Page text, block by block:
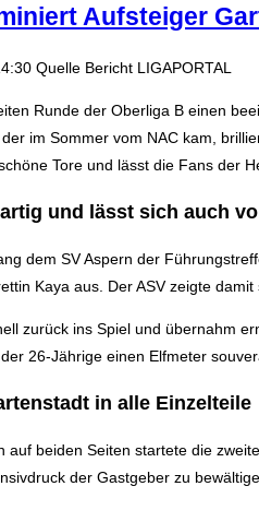
Aufsteiger
Quelle Bericht LIGAPORTAL
Runde der Oberliga B einen
im Sommer vom NAC kam,
Tore und lässt die Fans der
und lässt sich auch
dem SV Aspern der
Kaya aus. Der ASV zeigte
zurück ins Spiel und übernahm
26-Jährige einen Elfmeter
in alle Einzelteile
auf beiden Seiten startete die
der Gastgeber zu